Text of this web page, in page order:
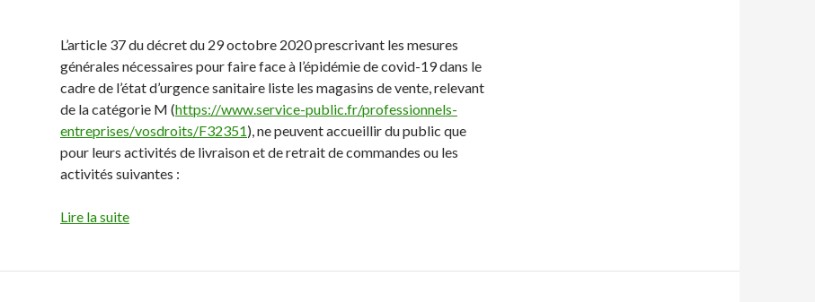
L’article 37 du décret du 29 octobre 2020 prescrivant les mesures
générales nécessaires pour faire face à l’épidémie de covid-19 dans le
cadre de l’état d’urgence sanitaire liste les magasins de vente, relevant
de la catégorie M (https://www.service-public.fr/professionnels-
entreprises/vosdroits/F32351), ne peuvent accueillir du public que
pour leurs activités de livraison et de retrait de commandes ou les
activités suivantes :
Lire la suite